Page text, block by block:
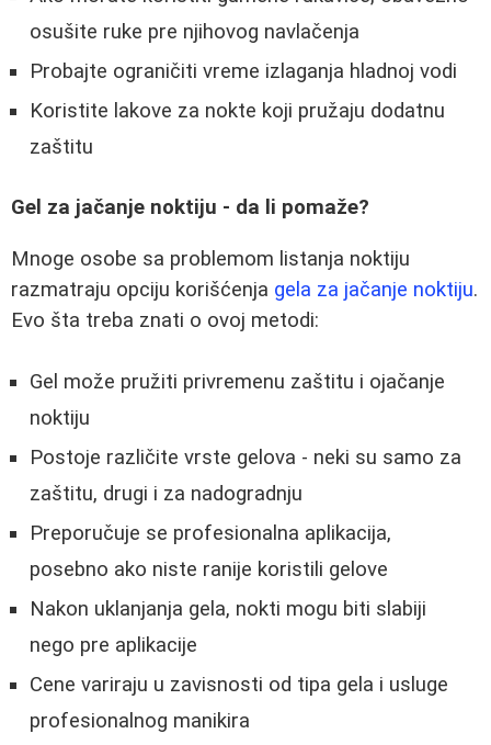
osušite ruke pre njihovog navlačenja
Probajte ograničiti vreme izlaganja hladnoj vodi
Koristite lakove za nokte koji pružaju dodatnu
zaštitu
Gel za jačanje noktiju - da li pomaže?
Mnoge osobe sa problemom listanja noktiju
razmatraju opciju korišćenja gela za jačanje noktiju.
Evo šta treba znati o ovoj metodi:
Gel može pružiti privremenu zaštitu i ojačanje
noktiju
Postoje različite vrste gelova - neki su samo za
zaštitu, drugi i za nadogradnju
Preporučuje se profesionalna aplikacija,
posebno ako niste ranije koristili gelove
Nakon uklanjanja gela, nokti mogu biti slabiji
nego pre aplikacije
Cene variraju u zavisnosti od tipa gela i usluge
profesionalnog manikira